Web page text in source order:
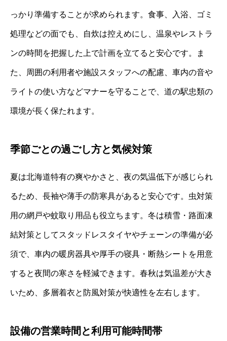
っかり準備することが求められます。食事、入浴、ゴミ
処理などの面でも、自炊は控えめにし、温泉やレストラ
ンの時間を把握した上で計画を立てると安心です。ま
た、周囲の利用者や施設スタッフへの配慮、車内の音や
ライトの使い方などマナーを守ることで、道の駅忠類の
環境が長く保たれます。
季節ごとの過ごし方と気候対策
夏は北海道特有の爽やかさと、夜の気温低下が感じられ
るため、長袖や薄手の防寒具があると安心です。虫対策
用の網戸や蚊取り用品も役立ちます。冬は積雪・路面凍
結対策としてスタッドレスタイヤやチェーンの準備が必
須で、車内の暖房器具や厚手の寝具・断熱シートを用意
すると夜間の寒さを軽減できます。春秋は気温差が大き
いため、多層着衣と防風対策が快適性を左右します。
設備の営業時間と利用可能時間帯